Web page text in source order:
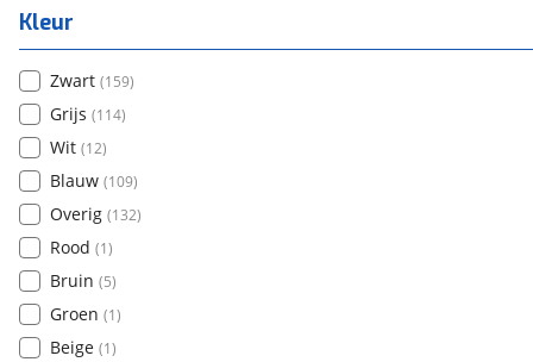
Kleur
Zwart (159)
Grijs (114)
Wit (12)
Blauw (109)
Overig (132)
Rood (1)
Bruin (5)
Groen (1)
Beige (1)